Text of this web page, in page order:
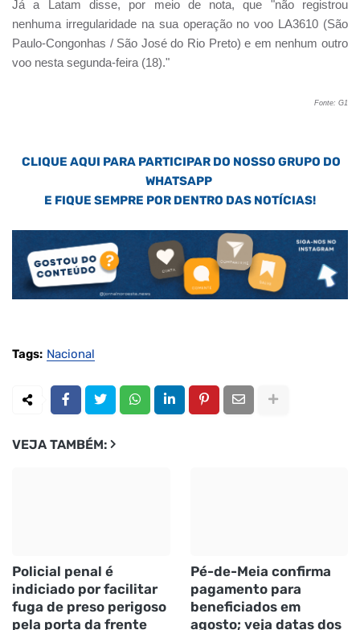
Já a Latam disse, por meio de nota, que "não registrou
nenhuma irregularidade na sua operação no voo LA3610 (São
Paulo-Congonhas / São José do Rio Preto) e em nenhum outro
voo nesta segunda-feira (18)."
Fonte: G1
CLIQUE AQUI PARA PARTICIPAR DO NOSSO GRUPO DO
WHATSAPP
E FIQUE SEMPRE POR DENTRO DAS NOTÍCIAS!
Tags: Nacional
VEJA TAMBÉM:
Policial penal é
indiciado por facilitar
fuga de preso perigoso
pela porta da frente
Pé-de-Meia confirma
pagamento para
beneficiados em
agosto; veja datas dos